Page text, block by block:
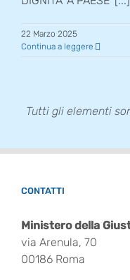
22 Marzo 2025
Continua a leggere
via Arenula, 70
00186 Roma